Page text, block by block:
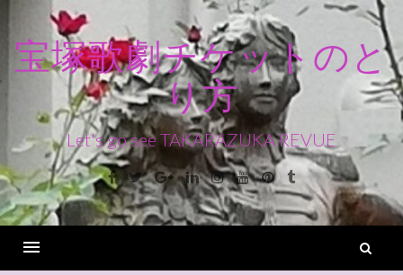
ン
ス
キ
ッ
宝塚歌劇チケットのと
り方
Let's go see TAKARAZUKA REVUE
Facebook
TwitterGoogle+LinkedinInstagram
YoutubePinterest
Tumblr